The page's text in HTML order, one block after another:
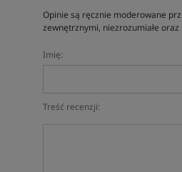
Opinie są ręcznie moderowane
zewnętrznymi, niezrozumiałe
Imię:
Treść recenzji: